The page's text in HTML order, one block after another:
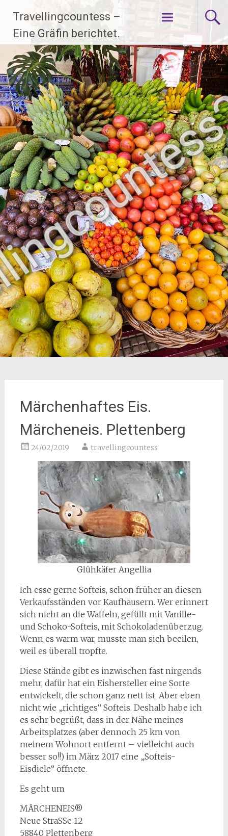
Inhalt
springen
Travellingcountess –
Eine Gräfin berichtet.
Märchenhaftes Eis.
Märcheneis. Plettenberg
24/02/2019 travellingcountess
Glühkäfer Angellia
Ich esse gerne Softeis, schon früher an diesen
Verkaufsständen vor Kaufhäusern. Wer erinnert
sich nicht an die Waffeln, gefüllt mit Vanille-
und Schoko-Softeis, mit Schokoladenüberzug.
Wenn es warm war, musste man sich beeilen,
weil es überall tropfte.
Diese Stände gibt es inzwischen fast nirgends
mehr, dafür hat ein Eishersteller eine Sorte
entwickelt, die schon ganz nett ist. Aber eben
nicht wie „richtiges“ Softeis. Deshalb habe ich
es sehr begrüßt, dass in der Nähe meines
Arbeitsplatzes (aber dennoch 25 km von
meinem Wohnort entfernt – vielleicht auch
besser so!!) im März 2017 eine „Softeis-
Eisdiele“ öffnete.
Es geht um
MÄRCHENEIS®
Neue StraSSe 12
58840 Plettenberg